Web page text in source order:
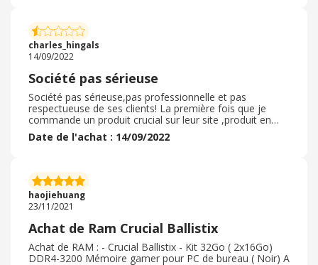
étaient dans une coque plastique film, le tout dans une
enveloppe à bulles souple. Les articles étaient
conformes à ma commande.
charles_hingals
14/09/2022
Société pas sérieuse
Société pas sérieuse,pas professionnelle et pas
respectueuse de ses clients! La première fois que je
commande un produit crucial sur leur site ,produit en
stock , prélèvement sur mon compte puis 1 semaine
après désolé le produit est en rupture de stock il faut
rembourse... Bref ne compter pas sur cette
marque/société ils ne sont pas fiable Orientez-vous vers
une société qui tient ses promesses et qui considère ses
clients c'est beaucoup mieux
Date de l'achat : 14/09/2022
haojiehuang
23/11/2021
Achat de Ram Crucial Ballistix
Achat de RAM : - Crucial Ballistix - Kit 32Go ( 2x16Go)
DDR4-3200 Mémoire gamer pour PC de bureau ( Noir) A